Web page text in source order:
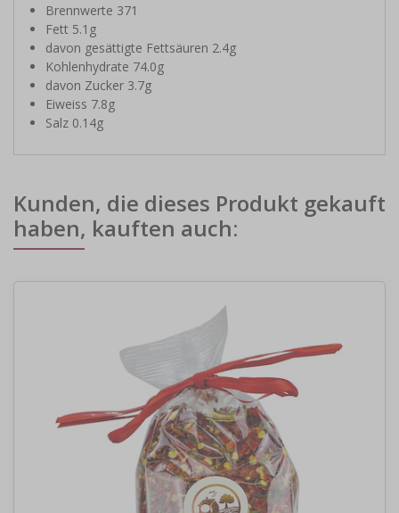
Brennwerte 371
Fett 5.1g
davon gesättigte Fettsäuren 2.4g
Kohlenhydrate 74.0g
davon Zucker 3.7g
Eiweiss 7.8g
Salz 0.14g
Kunden, die dieses Produkt gekauft
haben, kauften auch: